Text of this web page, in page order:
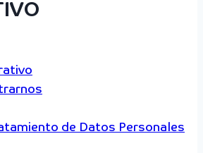
de Datos Personales